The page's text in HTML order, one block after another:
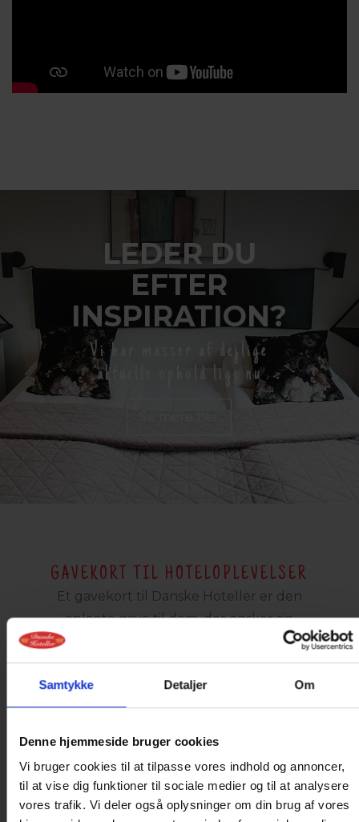
Samtykke Detaljer Om
Denne hjemmeside bruger cookies
Vi bruger cookies til at tilpasse vores indhold og annoncer,
til at vise dig funktioner til sociale medier og til at analysere
vores trafik. Vi deler også oplysninger om din brug af vores
LEDER DU
EFTER
INSPIRATION?
Vi har masser af dejlige
aktuelle ophold lige nu
GAVEKORT TIL HOTELOPLEVELSER
Et gavekort til Danske Hoteller er den
oplagte gave til dem, der ønsker sig